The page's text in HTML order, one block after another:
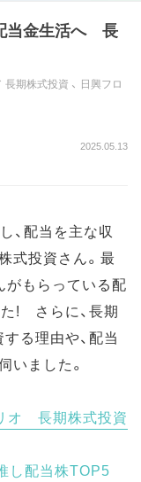
当金生活へ 長
長期株式投資 、 日興フロ
2025.05.13
、配当を主な収
式投資さん。最
がもらっている配
! さらに、長期
る理由や、配当
いました。
オ 長期株式投資
し配当株TOP5